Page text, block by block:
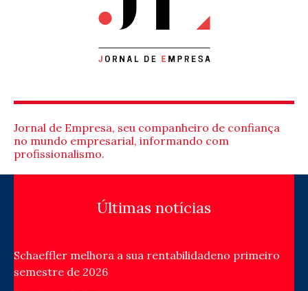
Jornal de Empresa, seu companheiro de confiança
no mundo empresarial, informando com
profissionalismo.
Últimas notícias
Schaeffler melhora a sua rentabilidadeno primeiro
semestre de 2026